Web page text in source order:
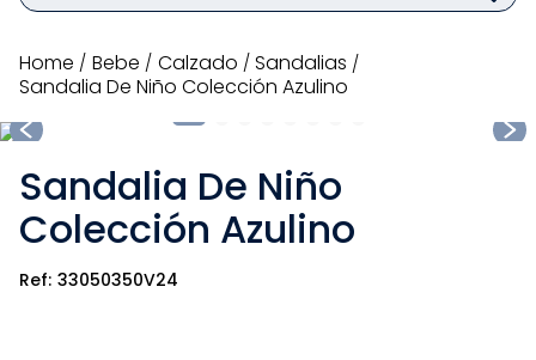
bebe calzado
sandalias
Sandalia De Niño Colección Azulino
Sandalia De Niño
Colección Azulino
33050350V24
TÉRMINOS MÁS BUSCADOS
1.
zapatillas niña
2.
3.
medias
4.
sandalias